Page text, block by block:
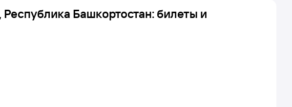
Башкортостан: билеты и